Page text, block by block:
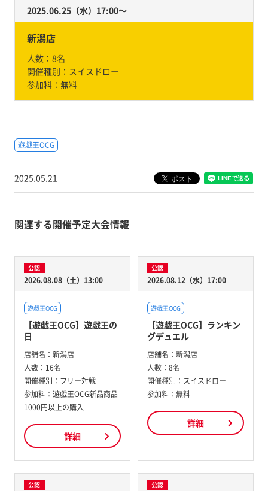
2025.06.25（水）17:00〜
新潟店
人数： 8名
開催種別： スイスドロー
参加料： 無料
遊戯王OCG
2025.05.21
関連する開催予定大会情報
公認
2026.08.08（土）13:00
遊戯王OCG
【遊戯王OCG】遊戯王の
日
店舗名： 新潟店
人数： 16名
開催種別： フリー対戦
参加料： 遊戯王OCG新品商品
1000円以上の購入
詳細
公認
2026.08.12（水）17:00
遊戯王OCG
【遊戯王OCG】ランキン
グデュエル
店舗名： 新潟店
人数： 8名
開催種別： スイスドロー
参加料： 無料
詳細
公認 公認